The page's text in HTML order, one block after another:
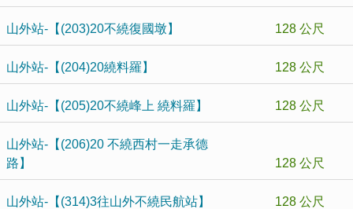
山外站-【(203)20不繞復國墩】 128 公尺
山外站-【(204)20繞料羅】 128 公尺
山外站-【(205)20不繞峰上 繞料羅】 128 公尺
山外站-【(206)20 不繞西村一走承德
路】
128 公尺
山外站-【(314)3往山外不繞民航站】 128 公尺